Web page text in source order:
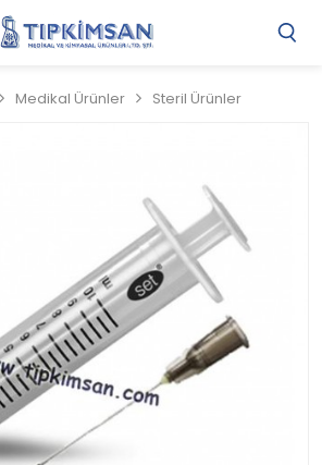
Medikal Ürünler Steril Ürünler